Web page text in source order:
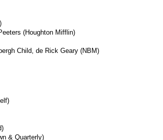
(Houghton Mifflin)
Child, de Rick Geary (NBM)
& Quarterly)